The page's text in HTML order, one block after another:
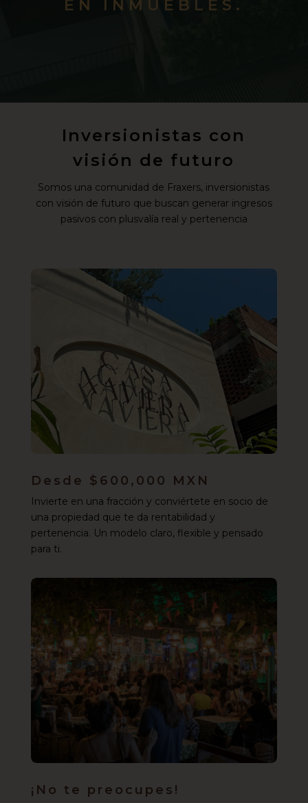
EN INMUEBLES.
Inversionistas con
visión de futuro
Somos una comunidad de Fraxers, inversionistas
con visión de futuro que buscan generar ingresos
pasivos con plusvalía real y pertenencia
Desde $600,000 MXN
Invierte en una fracción y conviértete en socio de
una propiedad que te da rentabilidad y
pertenencia. Un modelo claro, flexible y pensado
para ti.
¡No te preocupes!